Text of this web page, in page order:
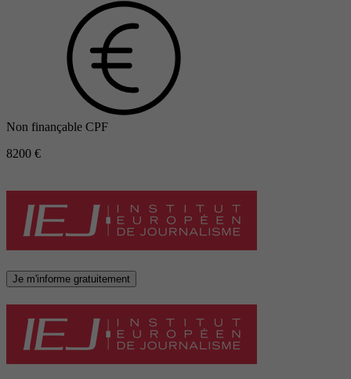
Non finançable CPF
8200 €
Je m'informe gratuitement